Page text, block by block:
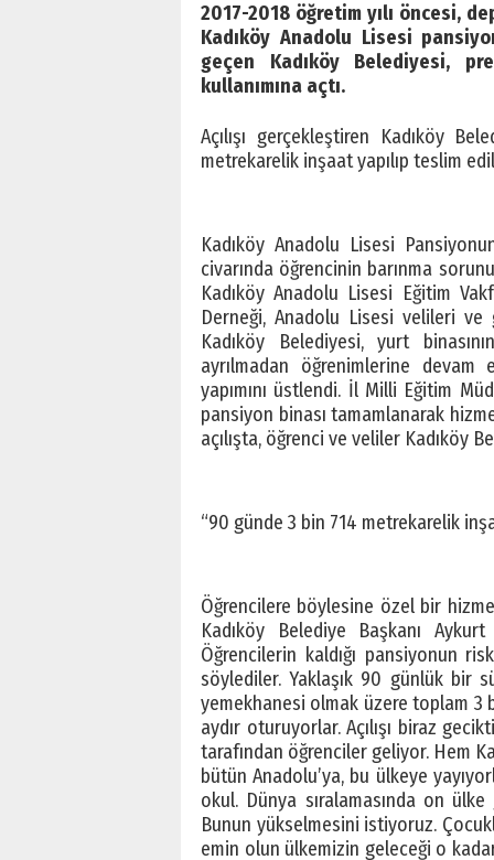
2017-2018 öğretim yılı öncesi,
Kadıköy Anadolu Lisesi
geçen Kadıköy Belediyesi,
kullanımına açtı.
Açılışı gerçekleştiren Kadıköy
metrekarelik inşaat yapılıp teslim
Kadıköy Anadolu Lisesi
civarında öğrencinin barınma
Kadıköy Anadolu Lisesi Eğitim
Derneği, Anadolu Lisesi velileri ve
Kadıköy Belediyesi, yurt
ayrılmadan öğrenimlerine
yapımını üstlendi. İl Milli Eğitim
pansiyon binası tamamlanarak
açılışta, öğrenci ve veliler Kadıköy
“90 günde 3 bin 714 metrekarelik
Öğrencilere böylesine özel bir
Kadıköy Belediye Başkanı
Öğrencilerin kaldığı pansiyonun
söylediler. Yaklaşık 90 günlük bir
yemekhanesi olmak üzere toplam 3
aydır oturuyorlar. Açılışı biraz
tarafından öğrenciler geliyor. Hem
bütün Anadolu’ya, bu ülkeye
okul. Dünya sıralamasında on ülke
Bunun yükselmesini istiyoruz.
emin olun ülkemizin geleceği o